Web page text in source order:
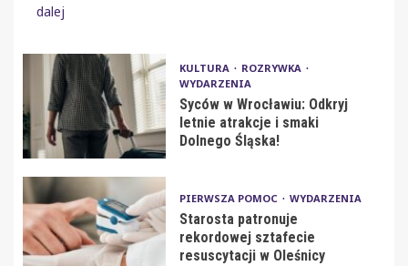
dalej
KULTURA
ROZRYWKA
WYDARZENIA
Syców w Wrocławiu: Odkryj
letnie atrakcje i smaki
Dolnego Śląska!
PIERWSZA POMOC WYDARZENIA
Starosta patronuje
rekordowej sztafecie
resuscytacji w Oleśnicy